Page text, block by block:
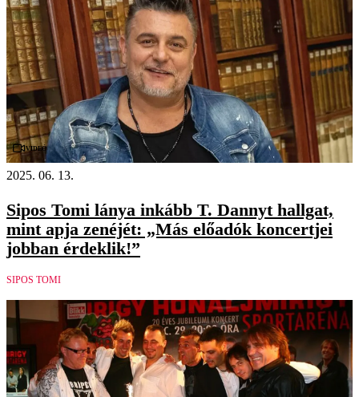
Videó
2025. 06. 13.
Sipos Tomi lánya inkább T. Dannyt hallgat,
mint apja zenéjét: „Más előadók koncertjei
jobban érdeklik!”
SIPOS TOMI